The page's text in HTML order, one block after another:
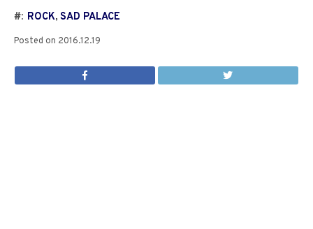
#: ROCK, SAD PALACE
Posted on 2016.12.19